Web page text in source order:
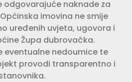
odgovarajuće naknade za
imovina ne smije
uređenih uvjeta, ugovora i
Župa dubrovačka.
eventualne nedoumice te
provodi transparentno i